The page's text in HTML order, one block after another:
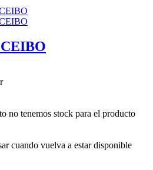
no tenemos stock para el producto
cuando vuelva a estar disponible